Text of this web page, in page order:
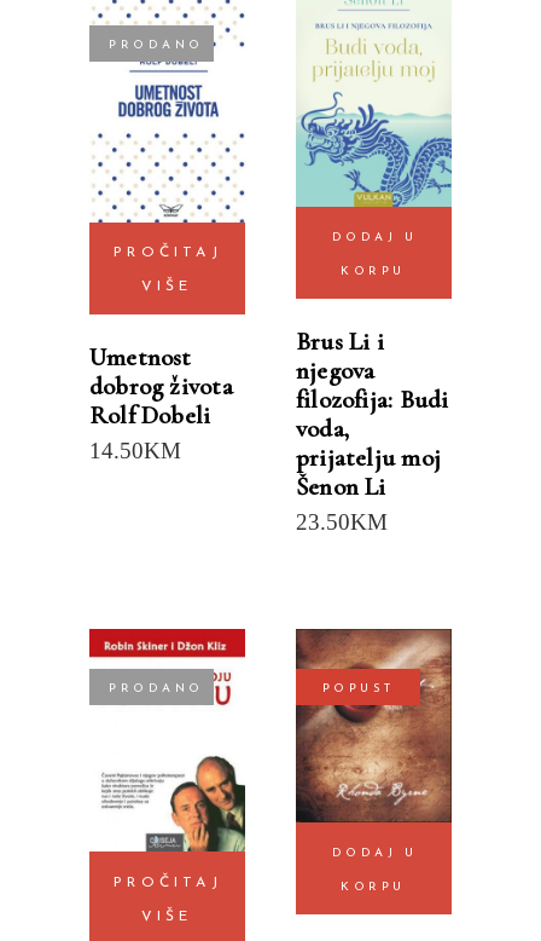
PRODANO
PROČITAJ
VIŠE
Umetnost
dobrog života
Rolf Dobeli
14.50KM
DODAJ U
KORPU
Brus Li i
njegova
filozofija: Budi
voda,
prijatelju moj
Šenon Li
23.50KM
PRODANO
PROČITAJ
VIŠE
POPUST
DODAJ U
KORPU